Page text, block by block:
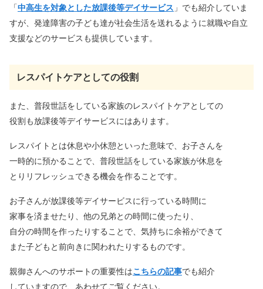
「中高生を対象とした放課後等デイサービス 」でも紹介していま
すが、発達障害の子ども達が社会生活を送れるように就職や自立
支援などのサービスも提供しています。
レスパイトケアとしての役割
また、普段世話をしている家族のレスパイトケアとしての
役割も放課後等デイサービスにはあります。
レスパイトとは休息や小休憩といった意味で、お子さんを
一時的に預かることで、普段世話をしている家族が休息を
とりリフレッシュできる機会を作ることです。
お子さんが放課後等デイサービスに行っている時間に
家事を済ませたり、他の兄弟との時間に使ったり、
自分の時間を作ったりすることで、気持ちに余裕ができて
また子どもと前向きに関われたりするものです。
親御さんへのサポートの重要性はこちらの記事でも紹介
していますので、あわせてご覧ください。